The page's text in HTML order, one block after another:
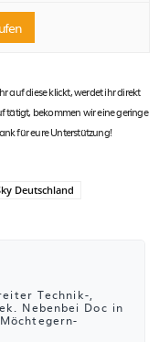
auf diese klickt, werdet ihr direkt
tätigt, bekommen wir eine geringe
für eure Unterstützung!
Deutschland
Technik-,
Nebenbei Doc in